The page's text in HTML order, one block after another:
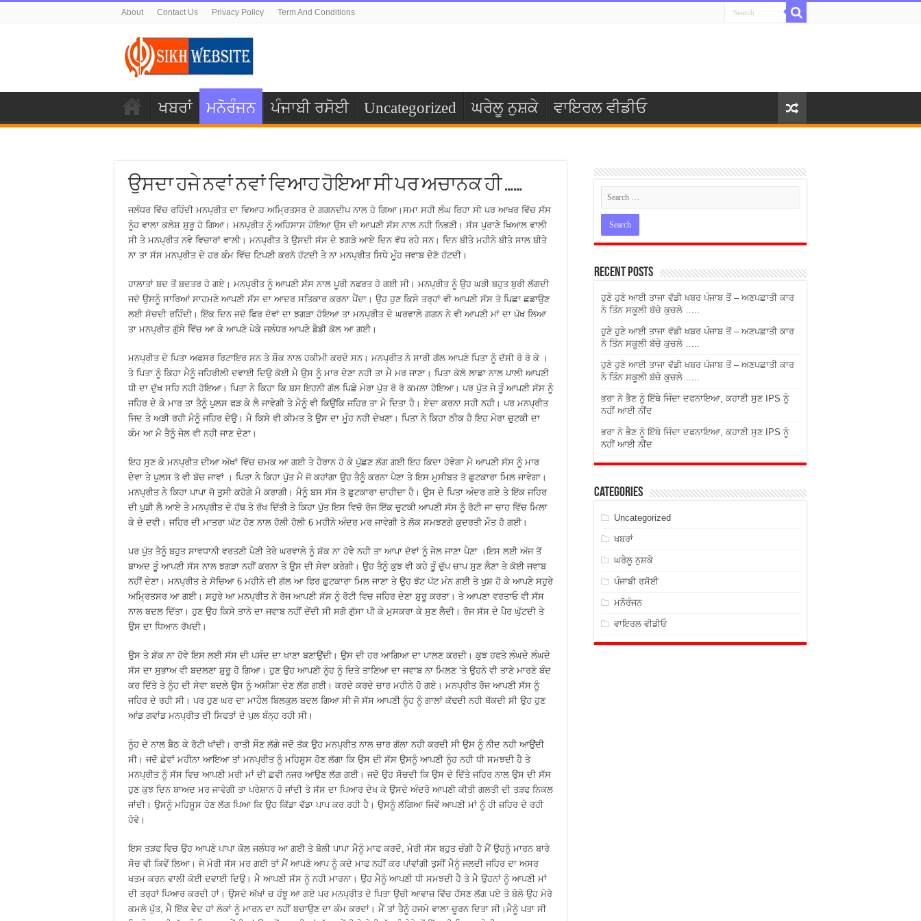
About Contact Us Privacy Policy Term And Conditions
ਖਬਰਾਂ ਮਨੋਰੰਜਨ ਪੰਜਾਬੀ ਰਸੋਈ Uncategorized ਘਰੇਲੂ ਨੁਸ਼ਕੇ ਵਾਇਰਲ ਵੀਡੀਓ
ਉਸਦਾ ਹਜੇ ਨਵਾਂ ਨਵਾਂ ਵਿਆਹ ਹੋਇਆ ਸੀ ਪਰ ਅਚਾਨਕ ਹੀ ……
ਜਲੰਧਰ ਵਿੱਚ ਰਹਿੰਦੀ ਮਨਪ੍ਰੀਤ ਦਾ ਵਿਆਹ ਅਮ੍ਰਿਤਸਰ ਦੇ ਗਗਨਦੀਪ ਨਾਲ ਹੋ ਗਿਆ।ਸਮਾ ਸਹੀ ਲੰਘ ਰਿਹਾ ਸੀ ਪਰ ਆਖਰ ਵਿੱਚ ਸੱਸ
ਨੂੰਹ ਵਾਲਾ ਕਲੇਸ਼ ਸ਼ੁਰੂ ਹੋ ਗਿਆ। ਮਨਪ੍ਰੀਤ ਨੂੰ ਅਹਿਸਾਸ ਹੋਇਆ ਉਸ ਦੀ ਆਪਣੀ ਸੱਸ ਨਾਲ ਨਹੀ ਨਿਭਣੀ। ਸੱਸ ਪੁਰਾਣੇ ਖਿਆਲ ਵਾਲੀ
ਸੀ ਤੇ ਮਨਪ੍ਰੀਤ ਨਵੇ ਵਿਚਾਰਾਂ ਵਾਲੀ। ਮਨਪ੍ਰੀਤ ਤੇ ਉਸਦੀ ਸੱਸ ਦੇ ਝਗੜੇ ਆਏ ਦਿਨ ਵੱਧ ਰਹੇ ਸਨ। ਦਿਨ ਬੀਤੇ ਮਹੀਨੇ ਬੀਤੇ ਸਾਲ ਬੀਤੇ
ਨਾ ਤਾ ਸੱਸ ਮਨਪ੍ਰੀਤ ਦੇ ਹਰ ਕੰਮ ਵਿੱਚ ਟਿਪਣੀ ਕਰਨੋ ਹੱਟਦੀ ਤੇ ਨਾ ਮਨਪ੍ਰੀਤ ਸਿਧੇ ਮੂੰਹ ਜਵਾਬ ਦੇਣੋ ਹੱਟਦੀ।
ਹਾਲਾਤਾਂ ਬਦ ਤੋਂ ਬਦਤਰ ਹੋ ਗਏ। ਮਨਪ੍ਰੀਤ ਨੂੰ ਆਪਣੀ ਸੱਸ ਨਾਲ ਪੂਰੀ ਨਫਰਤ ਹੋ ਗਈ ਸੀ। ਮਨਪ੍ਰੀਤ ਨੂੰ ਉਹ ਘੜੀ ਬਹੁਤ ਬੁਰੀ ਲੱਗਦੀ
ਜਦੋ ਉਸਨੂੰ ਸਾਰਿਆਂ ਸਾਹਮਣੇ ਆਪਣੀ ਸੱਸ ਦਾ ਆਦਰ ਸਤਿਕਾਰ ਕਰਨਾ ਪੈਂਦਾ। ਉਹ ਹੁਣ ਕਿਸੇ ਤਰ੍ਹਾਂ ਵੀ ਆਪਣੀ ਸੱਸ ਤੋ ਪਿਛਾ ਛਡਾਉਣ
ਲਈ ਸੋਚਦੀ ਰਹਿੰਦੀ। ਇੱਕ ਦਿਨ ਜਦੋ ਫਿਰ ਦੋਵਾਂ ਦਾ ਝਗੜਾ ਹੋਇਆ ਤਾ ਮਨਪ੍ਰੀਤ ਦੇ ਘਰਵਾਲੇ ਗਗਨ ਨੇ ਵੀ ਆਪਣੀ ਮਾਂ ਦਾ ਪੱਖ ਲਿਆ
ਤਾ ਮਨਪ੍ਰੀਤ ਗੁੱਸੇ ਵਿੱਚ ਆ ਕੇ ਆਪਣੇ ਪੇਕੇ ਜਲੰਧਰ ਆਪਣੇ ਡੈਡੀ ਕੋਲ ਆ ਗਈ।
ਮਨਪ੍ਰੀਤ ਦੇ ਪਿਤਾ ਅਫਸਰ ਰਿਟਾਇਰ ਸਨ ਤੇ ਸ਼ੌਕ ਨਾਲ ਹਕੀਮੀ ਕਰਦੇ ਸਨ। ਮਨਪ੍ਰੀਤ ਨੇ ਸਾਰੀ ਗੱਲ ਆਪਣੇ ਪਿਤਾ ਨੂੰ ਦੱਸੀ ਰੋ ਰੋ ਕੇ ।
ਤੇ ਪਿਤਾ ਨੂੰ ਕਿਹਾ ਮੈਨੂੰ ਜਹਿਰੀਲੀ ਦਵਾਈ ਦਿਉ ਕੋਈ ਮੈ ਉਸ ਨੂੰ ਮਾਰ ਦੇਣਾ ਨਹੀ ਤਾ ਮੈ ਮਰ ਜਾਣਾ। ਪਿਤਾ ਕੋਲੋ ਲਾਡਾ ਨਾਲ ਪਾਲੀ ਆਪਣੀ
ਧੀ ਦਾ ਦੁੱਖ ਸਹਿ ਨਹੀ ਹੋਇਆ। ਪਿਤਾ ਨੇ ਕਿਹਾ ਕਿ ਬਸ ਇਹਨੀ ਗੱਲ ਪਿਛੇ ਮੇਰਾ ਪੁੱਤ ਰੋ ਰੋ ਕਮਲਾ ਹੋਇਆ। ਪਰ ਪੁੱਤ ਜੇ ਤੂੰ ਆਪਣੀ ਸੱਸ ਨੂੰ
ਜਹਿਰ ਦੇ ਕੇ ਮਾਰ ਤਾ ਤੈਨੂੰ ਪੁਲਸ ਫੜ ਕੇ ਲੈ ਜਾਵੇਗੀ ਤੇ ਮੈਨੂੰ ਵੀ ਕਿਉਂਕਿ ਜਹਿਰ ਤਾ ਮੈ ਦਿਤਾ ਹੈ। ਏਦਾ ਕਰਨਾ ਸਹੀ ਨਹੀ। ਪਰ ਮਨਪ੍ਰੀਤ
ਜਿਦ ਤੇ ਅੜੀ ਰਹੀ ਮੈਨੂੰ ਜਹਿਰ ਦੇਉ। ਮੈ ਕਿਸੇ ਵੀ ਕੀਮਤ ਤੇ ਉਸ ਦਾ ਮੂੰਹ ਨਹੀ ਦੇਖਣਾ। ਪਿਤਾ ਨੇ ਕਿਹਾ ਠੀਕ ਹੈ ਇਹ ਮੇਰਾ ਚੁਟਕੀ ਦਾ
ਕੰਮ ਆ ਮੈ ਤੈਨੂੰ ਜੇਲ ਵੀ ਨਹੀ ਜਾਣ ਦੇਣਾ।
ਇਹ ਸੁਣ ਕੇ ਮਨਪ੍ਰੀਤ ਦੀਆ ਅੱਖਾਂ ਵਿੱਚ ਚਮਕ ਆ ਗਈ ਤੇ ਹੈਰਾਨ ਹੋ ਕੇ ਪੁੱਛਣ ਲੱਗ ਗਈ ਇਹ ਕਿਦਾ ਹੋਵੇਗਾ ਮੈ ਆਪਣੀ ਸੱਸ ਨੂੰ ਮਾਰ
ਦੇਵਾ ਤੇ ਪੁਲਸ ਤੋ ਵੀ ਬੱਚ ਜਾਵਾਂ । ਪਿਤਾ ਨੇ ਕਿਹਾ ਪੁੱਤ ਮੈ ਜੋ ਕਹਾਂਗਾ ਉਹ ਤੈਨੂੰ ਕਰਨਾ ਪੈਣਾ ਤੇ ਇਸ ਮੁਸੀਬਤ ਤੋ ਛੁਟਕਾਰਾ ਮਿਲ ਜਾਵੇਗਾ।
ਮਨਪ੍ਰੀਤ ਨੇ ਕਿਹਾ ਪਾਪਾ ਜੋ ਤੁਸੀ ਕਹੋਗੇ ਮੈ ਕਰਾਗੀ। ਮੈਨੂੰ ਬਸ ਸੱਸ ਤੋ ਛੁਟਕਾਰਾ ਚਾਹੀਦਾ ਹੈ। ਉਸ ਦੇ ਪਿਤਾ ਅੰਦਰ ਗਏ ਤੇ ਇੱਕ ਜਹਿਰ
ਦੀ ਪੁੜੀ ਲੈ ਆਏ ਤੇ ਮਨਪ੍ਰੀਤ ਦੇ ਹੱਥ ਤੇ ਰੱਖ ਦਿੱਤੀ ਤੇ ਕਿਹਾ ਪੁੱਤ ਇਸ ਵਿਚੋ ਰੋਜ ਇੱਕ ਚੁਟਕੀ ਆਪਣੀ ਸੱਸ ਨੂੰ ਰੋਟੀ ਜਾ ਚਾਹ ਵਿੱਚ ਮਿਲਾ
ਕੇ ਦੇ ਦਵੀ। ਜਹਿਰ ਦੀ ਮਾਤਰਾ ਘੱਟ ਹੋਣ ਨਾਲ ਹੋਲੀ ਹੋਲੀ 6 ਮਹੀਨੇ ਅੰਦਰ ਮਰ ਜਾਵੇਗੀ ਤੇ ਲੋਕ ਸਮਝਣਗੇ ਕੁਦਰਤੀ ਮੌਤ ਹੋ ਗਈ।
ਪਰ ਪੁੱਤ ਤੈਨੂੰ ਬਹੁਤ ਸਾਵਧਾਨੀ ਵਰਤਣੀ ਪੈਣੀ ਤੇਰੇ ਘਰਵਾਲੇ ਨੂੰ ਸ਼ੱਕ ਨਾ ਹੋਵੇ ਨਹੀ ਤਾ ਆਪਾ ਦੋਵਾਂ ਨੂੰ ਜੇਲ ਜਾਣਾ ਪੈਣਾ ।ਇਸ ਲਈ ਅੱਜ ਤੋਂ
ਬਾਅਦ ਤੂੰ ਆਪਣੀ ਸੱਸ ਨਾਲ ਝਗੜਾ ਨਹੀਂ ਕਰਨਾ ਤੇ ਉਸ ਦੀ ਸੇਵਾ ਕਰੇਗੀ। ਉਹ ਤੈਨੂੰ ਕੁਝ ਵੀ ਕਹੇ ਤੂੰ ਚੁੱਪ ਚਾਪ ਸੁਣ ਲੈਣਾ ਤੇ ਕੋਈ ਜਵਾਬ
ਨਹੀਂ ਦੇਣਾ। ਮਨਪ੍ਰੀਤ ਤੇ ਸੋਚਿਆ 6 ਮਹੀਨੇ ਦੀ ਗੱਲ ਆ ਫਿਰ ਛੁਟਕਾਰਾ ਮਿਲ ਜਾਣਾ ਤੇ ਉਹ ਝੱਟ ਪੱਟ ਮੰਨ ਗਈ ਤੇ ਖੁਸ਼ ਹੋ ਕੇ ਆਪਣੇ ਸਹੁਰੇ
ਅਮ੍ਰਿਤਸਰ ਆ ਗਈ। ਸਹੁਰੇ ਆ ਮਨਪ੍ਰੀਤ ਨੇ ਰੋਜ ਆਪਣੀ ਸੱਸ ਨੂੰ ਰੋਟੀ ਵਿਚ ਜਹਿਰ ਦੇਣਾ ਸ਼ੁਰੂ ਕਰਤਾ। ਤੇ ਆਪਣਾ ਵਰਤਾਓ ਵੀ ਸੱਸ
ਨਾਲ ਬਦਲ ਦਿੱਤਾ। ਹੁਣ ਉਹ ਕਿਸੇ ਤਾਨੇ ਦਾ ਜਵਾਬ ਨਹੀਂ ਦੇਂਦੀ ਸੀ ਸਗੋ ਗੁੱਸਾ ਪੀ ਕੇ ਮੁਸਕਰਾ ਕੇ ਸੁਣ ਲੈਦੀ। ਰੋਜ ਸੱਸ ਦੇ ਪੈਰ ਘੁੱਟਦੀ ਤੇ
ਉਸ ਦਾ ਧਿਆਨ ਰੱਖਦੀ।
ਉਸ ਤੇ ਸ਼ੱਕ ਨਾ ਹੋਵੇ ਇਸ ਲਈ ਸੱਸ ਦੀ ਪਸੰਦ ਦਾ ਖਾਣਾ ਬਣਾਉਂਦੀ। ਉਸ ਦੀ ਹਰ ਆਗਿਆ ਦਾ ਪਾਲਣ ਕਰਦੀ। ਕੁਝ ਹਫਤੇ ਲੰਘਦੇ ਲੰਘਦੇ
ਸੱਸ ਦਾ ਸੁਭਾਅ ਵੀ ਬਦਲਣਾ ਸ਼ੁਰੂ ਹੋ ਗਿਆ। ਹੁਣ ਉਹ ਆਪਣੀ ਨੂੰਹ ਨੂੰ ਦਿਤੇ ਤਾਣਿਆ ਦਾ ਜਵਾਬ ਨਾ ਮਿਲਣ ‘ਤੇ ਉਹਨੇ ਵੀ ਤਾਣੇ ਮਾਰਣੇ ਬੰਦ
ਕਰ ਦਿੱਤੇ ਤੇ ਨੂੰਹ ਦੀ ਸੇਵਾ ਬਦਲੇ ਉਸ ਨੂੰ ਅਸ਼ੀਸ਼ਾ ਦੇਣ ਲੱਗ ਗਈ। ਕਰਦੇ ਕਰਦੇ ਚਾਰ ਮਹੀਨੇ ਹੋ ਗਏ। ਮਨਪ੍ਰੀਤ ਰੋਜ ਆਪਣੀ ਸੱਸ ਨੂੰ
ਜਹਿਰ ਦੇ ਰਹੀ ਸੀ। ਪਰ ਹੁਣ ਘਰ ਦਾ ਮਾਹੌਲ ਬਿਲਕੁਲ ਬਦਲ ਗਿਆ ਸੀ ਜੋ ਸੱਸ ਆਪਣੀ ਨੂੰਹ ਨੂੰ ਗਾਲਾਂ ਕੱਢਦੀ ਨਹੀ ਥੱਕਦੀ ਸੀ ਉਹ ਹੁਣ
ਆਂਡ ਗਵਾਂਡ ਮਨਪ੍ਰੀਤ ਦੀ ਸਿਫਤਾਂ ਦੇ ਪੁਲ ਬੰਨ੍ਹ ਰਹੀ ਸੀ।
ਨੂੰਹ ਦੇ ਨਾਲ ਬੈਠ ਕੇ ਰੋਟੀ ਖਾਂਦੀ। ਰਾਤੀ ਸੌਣ ਲੱਗੇ ਜਦੋ ਤੱਕ ਉਹ ਮਨਪ੍ਰੀਤ ਨਾਲ ਚਾਰ ਗੱਲਾ ਨਹੀ ਕਰਦੀ ਸੀ ਉਸ ਨੂੰ ਨੀਦ ਨਹੀ ਆਉਂਦੀ
ਸੀ। ਜਦੋ ਛੇਵਾਂ ਮਹੀਨਾ ਆਇਆ ਤਾਂ ਮਨਪ੍ਰੀਤ ਨੂੰ ਮਹਿਸੂਸ ਹੋਣ ਲੱਗਾ ਕਿ ਉਸ ਦੀ ਸੱਸ ਉਸਨੂੰ ਆਪਣੀ ਨੂੰਹ ਨਹੀ ਧੀ ਸਮਝਦੀ ਹੈ ਤੇ
ਮਨਪ੍ਰੀਤ ਨੂੰ ਸੱਸ ਵਿਚ ਆਪਣੀ ਮਰੀ ਮਾਂ ਦੀ ਛਵੀ ਨਜਰ ਆਉਣ ਲੱਗ ਗਈ। ਜਦੋ ਉਹ ਸੋਚਦੀ ਕਿ ਉਸ ਦੇ ਦਿੱਤੇ ਜਹਿਰ ਨਾਲ ਉਸ ਦੀ ਸੱਸ
ਹੁਣ ਕੁਝ ਦਿਨ ਬਾਅਦ ਮਰ ਜਾਵੇਗੀ ਤਾ ਪਰੇਸ਼ਾਨ ਹੋ ਜਾਂਦੀ ਤੇ ਸੱਸ ਦਾ ਪਿਆਰ ਦੇਖ ਕੇ ਉਸਦੇ ਅੰਦਰੋ ਆਪਣੀ ਕੀਤੀ ਗਲਤੀ ਦੀ ਤੜਫ ਨਿਕਲ
ਜਾਂਦੀ। ਉਸਨੂੰ ਮਹਿਸੂਸ ਹੋਣ ਲੱਗ ਪਿਆ ਕਿ ਉਹ ਕਿੱਡਾ ਵੱਡਾ ਪਾਪ ਕਰ ਰਹੀ ਹੈ। ਉਸਨੂੰ ਲੱਗਿਆ ਜਿਵੇਂ ਆਪਣੀ ਮਾਂ ਨੂੰ ਹੀ ਜ਼ਹਿਰ ਦੇ ਰਹੀ
ਹੋਵੇ।
ਇਸ ਤੜਫ ਵਿਚ ਉਹ ਆਪਣੇ ਪਾਪਾ ਕੋਲ ਜਲੰਧਰ ਆ ਗਈ ਤੇ ਬੋਲੀ ਪਾਪਾ ਮੈਨੂੰ ਮਾਫ ਕਰਦੋ, ਮੇਰੀ ਸੱਸ ਬਹੁਤ ਚੰਗੀ ਹੈ ਮੈਂ ਉਹਨੂੰ ਮਾਰਨ ਬਾਰੇ
ਸੋਚ ਵੀ ਕਿਵੇਂ ਲਿਆ। ਜੇ ਮੇਰੀ ਸੱਸ ਮਰ ਗਈ ਤਾਂ ਮੈਂ ਆਪਣੇ ਆਪ ਨੂੰ ਕਦੇ ਮਾਫ ਨਹੀਂ ਕਰ ਪਾਂਵਾਂਗੀ ਤੁਸੀਂ ਮੈਨੂੰ ਜਲਦੀ ਜਹਿਰ ਦਾ ਅਸਰ
ਖਤਮ ਕਰਨ ਵਾਲੀ ਕੋਈ ਦਵਾਈ ਦਿਉ। ਮੈ ਆਪਣੀ ਸੱਸ ਨੂੰ ਨਹੀ ਮਾਰਨਾ। ਉਹ ਮੈਨੂੰ ਆਪਣੀ ਧੀ ਸਮਝਦੀ ਹੈ ਤੇ ਮੈ ਉਹਨਾਂ ਨੂੰ ਆਪਣੀ ਮਾਂ
ਦੀ ਤਰ੍ਹਾਂ ਪਿਆਰ ਕਰਦੀ ਹਾਂ। ਉਸਦੇ ਅੱਖਾਂ ਚ ਹੰਝੂ ਆ ਗਏ ਪਰ ਮਨਪ੍ਰੀਤ ਦੇ ਪਿਤਾ ਉਚੀ ਆਵਾਜ਼ ਵਿੱਚ ਹੱਸਣ ਲੱਗ ਪਏ ਤੇ ਬੋਲੇ ਉਹ ਮੇਰੇ
ਕਮਲੇ ਪੁੱਤ, ਮੈ ਇੱਕ ਵੈਦ ਹਾਂ ਲੋਕਾਂ ਨੂੰ ਮਾਰਨ ਦਾ ਨਹੀਂ ਬਚਾਉਣ ਦਾ ਕੰਮ ਕਰਦਾਂ। ਮੈਂ ਤਾਂ ਤੈਨੂੰ ਹਜਮੇ ਵਾਲਾ ਚੂਰਨ ਦਿਤਾ ਸੀ।ਮੈਨੂੰ ਪਤਾ ਸੀ
Recent Posts
ਹੁਣੇ ਹੁਣੇ ਆਈ ਤਾਜਾ ਵੱਡੀ ਖਬਰ ਪੰਜਾਬ ਤੋਂ – ਅਣਪਛਾਤੀ ਕਾਰ
ਨੇ ਤਿੰਨ ਸਕੂਲੀ ਬੱਚੇ ਕੁਚਲੇ …..
ਹੁਣੇ ਹੁਣੇ ਆਈ ਤਾਜਾ ਵੱਡੀ ਖਬਰ ਪੰਜਾਬ ਤੋਂ – ਅਣਪਛਾਤੀ ਕਾਰ
ਨੇ ਤਿੰਨ ਸਕੂਲੀ ਬੱਚੇ ਕੁਚਲੇ …..
ਹੁਣੇ ਹੁਣੇ ਆਈ ਤਾਜਾ ਵੱਡੀ ਖਬਰ ਪੰਜਾਬ ਤੋਂ – ਅਣਪਛਾਤੀ ਕਾਰ
ਨੇ ਤਿੰਨ ਸਕੂਲੀ ਬੱਚੇ ਕੁਚਲੇ …..
ਭਰਾ ਨੇ ਭੈਣ ਨੂੰ ਇੱਥੇ ਜਿੰਦਾ ਦਫਨਾਇਆ, ਕਹਾਣੀ ਸੁਣ IPS ਨੂੰ
ਨਹੀਂ ਆਈ ਨੀਂਦ
ਭਰਾ ਨੇ ਭੈਣ ਨੂੰ ਇੱਥੇ ਜਿੰਦਾ ਦਫਨਾਇਆ, ਕਹਾਣੀ ਸੁਣ IPS ਨੂੰ
ਨਹੀਂ ਆਈ ਨੀਂਦ
Categories
Uncategorized
ਖਬਰਾਂ
ਘਰੇਲੂ ਨੁਸ਼ਕੇ
ਪੰਜਾਬੀ ਰਸੋਈ
ਮਨੋਰੰਜਨ
ਵਾਇਰਲ ਵੀਡੀਓ